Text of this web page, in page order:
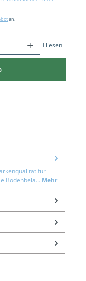
an.
Fliesen
für
Bodenbela… Mehr